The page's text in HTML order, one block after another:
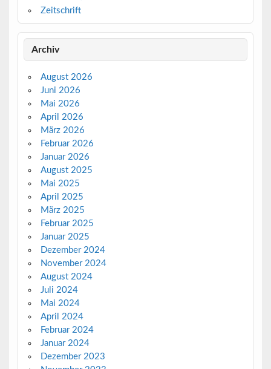
Zeitschrift
Archiv
August 2026
Juni 2026
Mai 2026
April 2026
März 2026
Februar 2026
Januar 2026
August 2025
Mai 2025
April 2025
März 2025
Februar 2025
Januar 2025
Dezember 2024
November 2024
August 2024
Juli 2024
Mai 2024
April 2024
Februar 2024
Januar 2024
Dezember 2023